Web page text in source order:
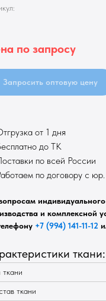
по запросу
Запросить оптовую цену
от 1 дня
до ТК
по всей России
по договору с
и комплексной
+7 (994) 141-11-12
ткани:
ткани
ткани